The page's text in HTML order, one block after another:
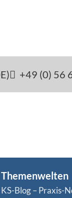
+49 (0) 56
Themenwelten
KS-Blog – Praxis-